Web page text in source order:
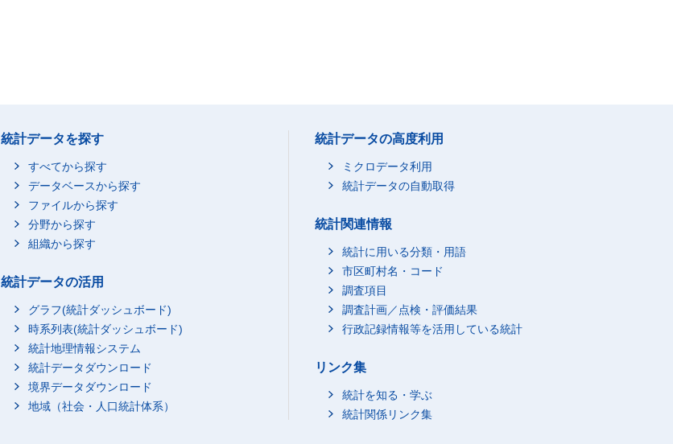
統計データを探す
すべてから探す
データベースから探す
ファイルから探す
分野から探す
組織から探す
統計データの活用
グラフ(統計ダッシュボード)
時系列表(統計ダッシュボード)
統計地理情報システム
統計データダウンロード
境界データダウンロード
地域（社会・人口統計体系）
統計データの高度利用
ミクロデータ利用
統計データの自動取得
統計関連情報
統計に用いる分類・用語
市区町村名・コード
調査項目
調査計画／点検・評価結果
行政記録情報等を活用している統計
リンク集
統計を知る・学ぶ
統計関係リンク集